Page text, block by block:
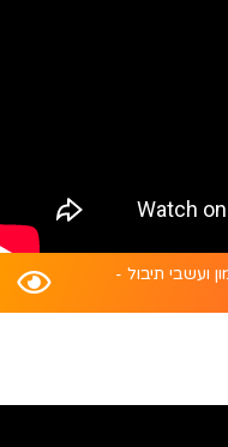
ועשבי תיבול -